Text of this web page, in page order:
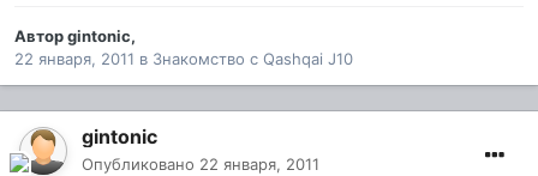
Авторgintonic,
22 января, 2011 в Знакомство с Qashqai J10
gintonic
Опубликовано 22 января, 2011